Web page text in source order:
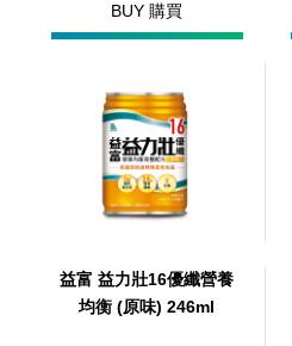
BUY 購買
益富 益力壯16優纖營養
均衡 (原味) 246ml